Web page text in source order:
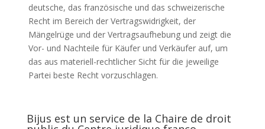
deutsche, das französische und das schweizerische
Recht im Bereich der Vertragswidrigkeit, der
Mängelrüge und der Vertragsaufhebung und zeigt die
Vor- und Nachteile für Käufer und Verkäufer auf, um
das aus materiell-rechtlicher Sicht für die jeweilige
Partei beste Recht vorzuschlagen.
Bijus est un service de la Chaire de droit